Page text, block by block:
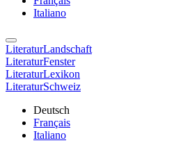
Italiano
LiteraturLandschaft
LiteraturFenster
LiteraturLexikon
LiteraturSchweiz
Deutsch
Français
Italiano